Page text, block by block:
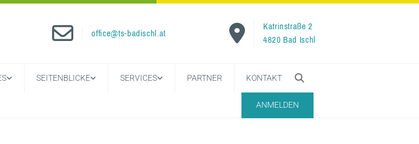
 office@ts-badischl.at 
Katrinstraße 2
4820 Bad Ischl
SEITENBLICKE SERVICES PARTNER KONTAKT
ANMELDEN